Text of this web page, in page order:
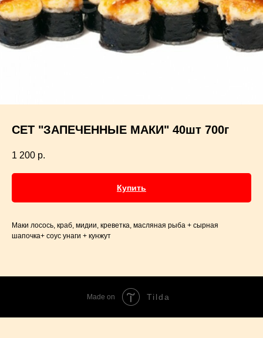
СЕТ "ЗАПЕЧЕННЫЕ МАКИ" 40шт 700г
1 200 р.
Купить
Маки лосось, краб, мидии, креветка, масляная рыба + сырная
шапочка+ соус унаги + кунжут
Made on Tilda